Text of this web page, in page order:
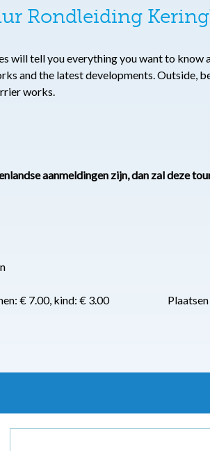
Rondleiding
will tell you everything you want to
and the latest developments. Outside,
works.
aanmeldingen zijn, dan zal deze
€ 7.00, kind: € 3.00